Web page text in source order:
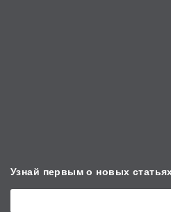
Узнай первым о новых